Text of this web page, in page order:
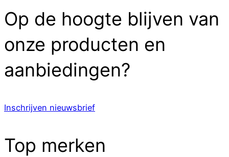
Op de hoogte blijven van
onze producten en
aanbiedingen?
Inschrijven nieuwsbrief
Top merken